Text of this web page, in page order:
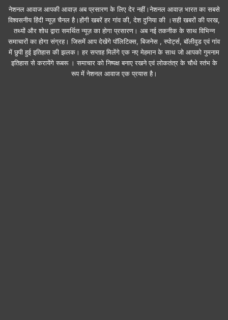
नेशनल आवाज आपकी आवाज़ अब प्रसारण के लिए देर नहीं।नेशनल आवाज़ भारत का सबसे
विश्वसनीय हिंदी न्यूज़ चैनल है।होंगी खबरें हर गांव की, देश दुनिया की ।सही खबरों की परख,
तथ्यों और शोध द्वारा समर्थित न्यूज़ का होगा प्रसारण। अब नई तकनीक के साथ विभिन्न
समाचारों का होगा संग्रह। जिसमें आप देखेंगे पॉलिटिक्स, बिजनेस , स्पोर्ट्स, बॉलीवुड एवं गांव
में छुपी हुई इतिहास की झलक। हर सप्ताह मिलेंगे एक नए मेहमान के साथ जो आपको गुमनाम
इतिहास से करायेंगे रूबरू । समाचार को निष्पक्ष बनाए रखने एवं लोकतंत्र के चौथे स्तंभ के
रूप में नेशनल आवाज एक प्रयास है।